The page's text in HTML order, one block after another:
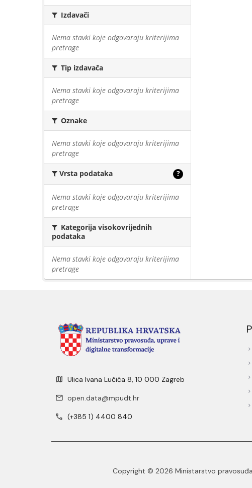
Izdavači
Nema stavki koje odgovaraju kriterijima
pretrage
Tip izdavača
Nema stavki koje odgovaraju kriterijima
pretrage
Oznake
Nema stavki koje odgovaraju kriterijima
pretrage
Vrsta podataka ?
Nema stavki koje odgovaraju kriterijima
pretrage
Kategorija visokovrijednih
podataka
Nema stavki koje odgovaraju kriterijima
pretrage